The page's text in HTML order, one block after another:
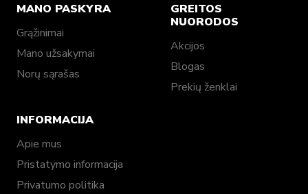
MANO PASKYRA
Grąžinimai
Mano užsakymai
Norų sąrašas
GREITOS
NUORODOS
Akcijos
Blogas
Prekių ženklai
INFORMACIJA
Apie mus
Pristatymo informacija
Privatumo politika